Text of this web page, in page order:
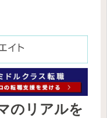
のリアルを